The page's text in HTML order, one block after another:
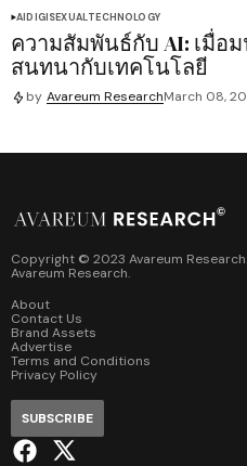
AIDIGISEXUALTECHNOLOGY
ความสัมพันธ์กับ AI: เมื่อ
สนทนากับเทคโนโลยี
by Avareum ResearchMarch 08,
Copyright © 2023 Avareum
Avareum Research.
About
Contact Us
Brand Assets
Advertise
Terms and Conditions
Privacy Policy
SUBSCRIBE